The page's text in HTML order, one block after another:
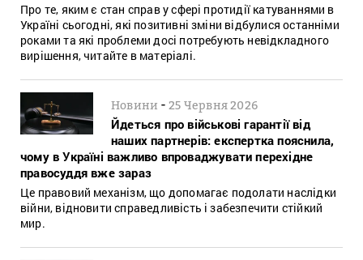
Про те, яким є стан справ у сфері протидії катуваннями в
Україні сьогодні, які позитивні зміни відбулися останніми
роками та які проблеми досі потребують невідкладного
вирішення, читайте в матеріалі.
Новини -25 Червня 2026
Йдеться про військові гарантії від
наших партнерів: експертка пояснила,
чому в Україні важливо впроваджувати перехідне
правосуддя вже зараз
Це правовий механізм, що допомагає подолати наслідки
війни, відновити справедливість і забезпечити стійкий
мир.